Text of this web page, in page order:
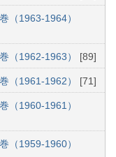
（1963-1964）
（1962-1963） [89]
（1961-1962） [71]
（1960-1961）
（1959-1960）